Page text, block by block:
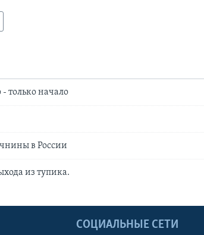
только начало
в России
из тупика.
СОЦИАЛЬНЫЕ СЕТИ